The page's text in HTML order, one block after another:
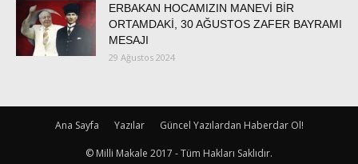
ERBAKAN HOCAMIZIN MANEVİ BİR
ORTAMDAKİ, 30 AĞUSTOS ZAFER BAYRAMI
MESAJI
29 Ağustos 2024
Ana Sayfa Yazılar Güncel Yazılardan Haberdar Ol!
© Milli Makale 2017 - Tüm Hakları Saklıdır.